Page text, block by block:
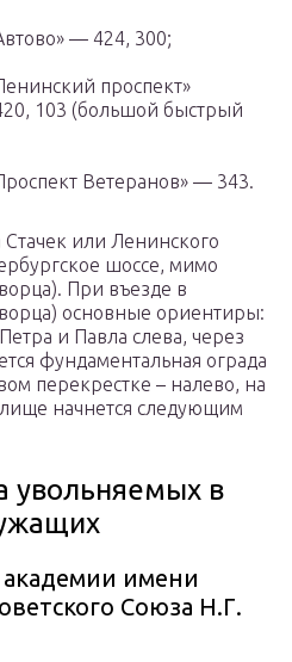
— 424, 300;
проспект»
103 (большой быстрый
Ветеранов» — 343.
или Ленинского
шоссе, мимо
При въезде в
основные ориентиры:
и Павла слева, через
фундаментальная ограда
перекрестке – налево, на
начнется следующим
увольняемых в
имени
Союза Н.Г.